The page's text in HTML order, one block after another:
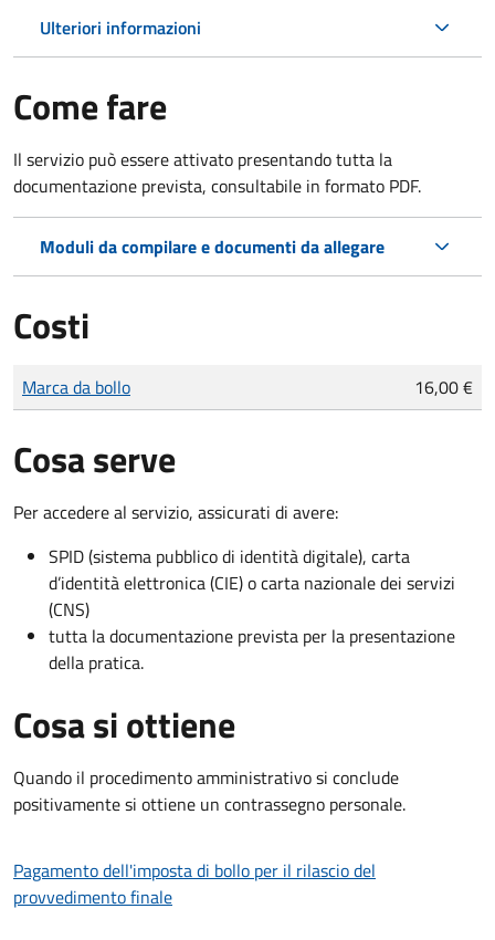
Ulteriori informazioni
Come fare
Il servizio può essere attivato presentando tutta la
documentazione prevista, consultabile in formato PDF.
Moduli da compilare e documenti da allegare
Costi
Tipo di pagamento
Importo
Marca da bollo 16,00 €
Cosa serve
Per accedere al servizio, assicurati di avere:
SPID (sistema pubblico di identità digitale), carta
d’identità elettronica (CIE) o carta nazionale dei servizi
(CNS)
tutta la documentazione prevista per la presentazione
della pratica.
Cosa si ottiene
Quando il procedimento amministrativo si conclude
positivamente si ottiene un contrassegno personale.
Pagamento dell'imposta di bollo per il rilascio del
provvedimento finale